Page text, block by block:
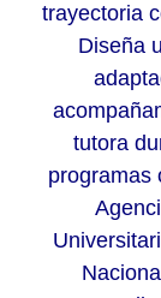
trayectoria
Diseña
tutora
programas